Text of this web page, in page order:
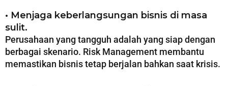
• Menjaga keberlangsungan bisnis di masa
sulit.
Perusahaan yang tangguh adalah yang siap dengan
berbagai skenario. Risk Management membantu
memastikan bisnis tetap berjalan bahkan saat krisis.